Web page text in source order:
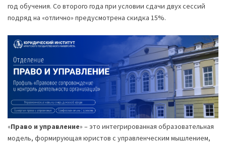
год обучения. Со второго года при условии сдачи двух сессий
подряд на «отлично» предусмотрена скидка 15%.
«Право и управление» – это интегрированная образовательная
модель, формирующая юристов с управленческим мышлением,